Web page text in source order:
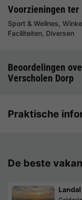
Voorzieningen ter
Sport & Wellnes,
Faciliteiten, Diversen
Beoordelingen
Verscholen Dorp
Praktische
De beste